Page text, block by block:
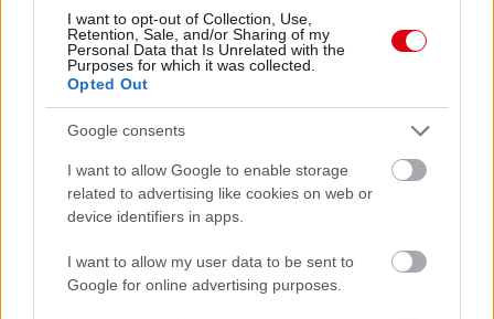
I want to opt-out of Collection, Use,
Retention, Sale, and/or Sharing of my
Personal Data that Is Unrelated with the
Purposes for which it was collected.
Opted Out
Google consents
I want to allow Google to enable storage
related to advertising like cookies on web or
device identifiers in apps.
I want to allow my user data to be sent to
Google for online advertising purposes.
AC Milan Manchester United 2026-08-15 18:00
ELŐZŐ MÉRKŐZÉSEK
Támogatás
Támogasd adományoddal